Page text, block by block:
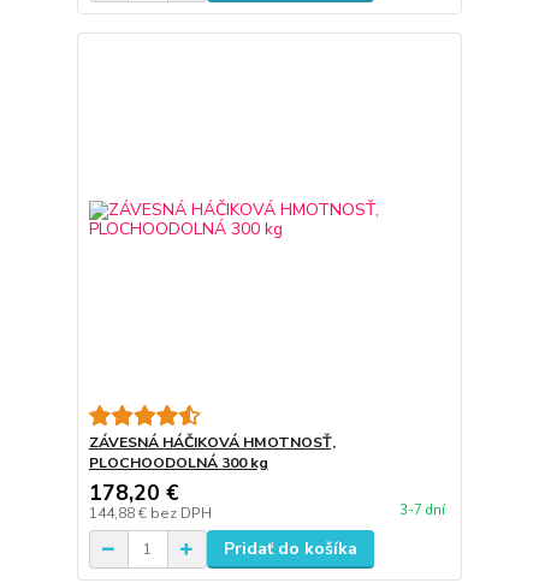
ZÁVESNÁ HÁČIKOVÁ HMOTNOSŤ,
PLOCHOODOLNÁ 300 kg
178,20 €
144,88 € bez DPH 3-7 dní
Pridať do košíka